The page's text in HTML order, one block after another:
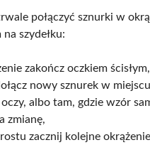
połączyć sznurki w
szydełku:
zakończ oczkiem ścisłym,
nowy sznurek w
albo tam, gdzie wzór
zmianę,
zacznij kolejne